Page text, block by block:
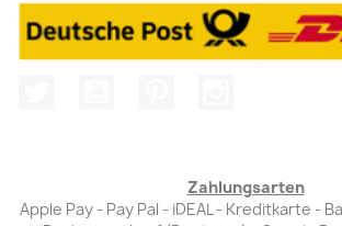
Zahlungsarten
Apple Pay - Pay Pal - iDEAL - Kreditkarte -